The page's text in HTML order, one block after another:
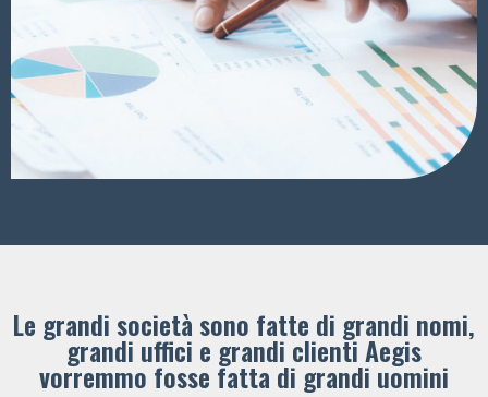
Le grandi società sono fatte di grandi nomi,
grandi uffici e grandi clienti ​Aegis
vorremmo fosse fatta di grandi uomini